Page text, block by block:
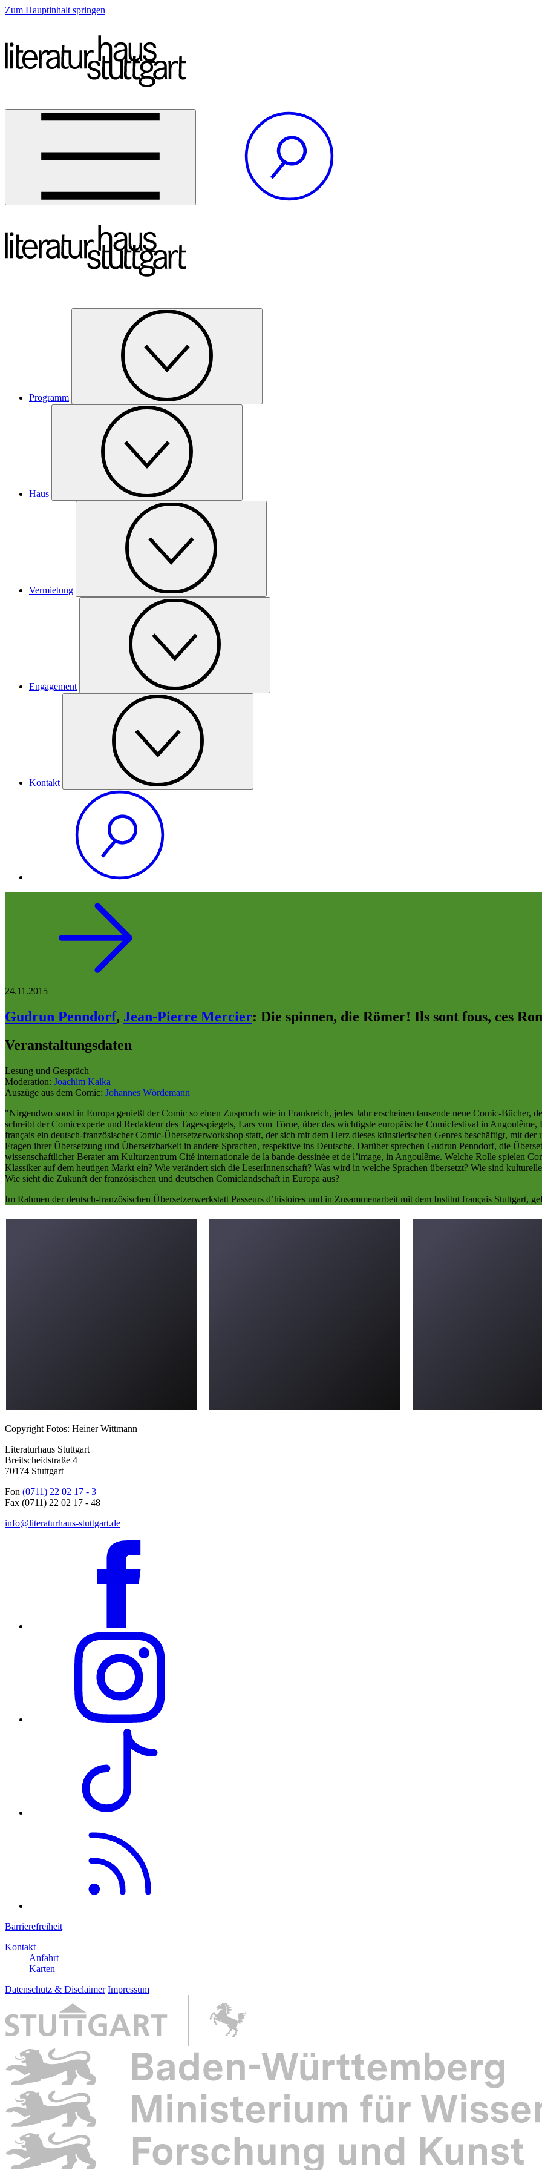
Zum Hauptinhalt springen
Programm
Haus
Vermietung
Engagement
Kontakt
24.11.2015
Gudrun Penndorf, Jean-Pierre Mercier: Die spinnen, die Römer! Ils sont fous, ces
Veranstaltungsdaten
Lesung und Gespräch
Moderation: Joachim Kalka
Auszüge aus dem Comic: Johannes Wördemann
"Nirgendwo sonst in Europa genießt der Comic so einen Zuspruch wie in Frankreich, jedes Jahr erscheinen tausende neue Comic-Bücher,
schreibt der Comicexperte und Redakteur des Tagesspiegels, Lars von Törne, über das wichtigste europäische Comicfestival in
français ein deutsch-französischer Comic-Übersetzerworkshop statt, der sich mit dem Herz dieses künstlerischen Genres beschäftigt, mit
Fragen ihrer Übersetzung und Übersetzbarkeit in andere Sprachen, respektive ins Deutsche. Darüber sprechen Gudrun Penndorf, die
wissenschaftlicher Berater am Kulturzentrum Cité internationale de la bande-dessinée et de l’image, in Angoulême. Welche Rolle spielen
Klassiker auf dem heutigen Markt ein? Wie verändert sich die LeserInnenschaft? Was wird in welche Sprachen übersetzt? Wie sind
Wie sieht die Zukunft der französischen und deutschen Comiclandschaft in Europa aus?
Im Rahmen der deutsch-französischen Übersetzerwerkstatt Passeurs d’histoires und in Zusammenarbeit mit dem Institut français
Copyright Fotos: Heiner Wittmann
Literaturhaus Stuttgart
Breitscheidstraße 4
70174 Stuttgart
Fon (0711) 22 02 17 - 3
Fax (0711) 22 02 17 - 48
info@literaturhaus-stuttgart.de
Barrierefreiheit
Kontakt
Anfahrt
Karten
Datenschutz & Disclaimer Impressum